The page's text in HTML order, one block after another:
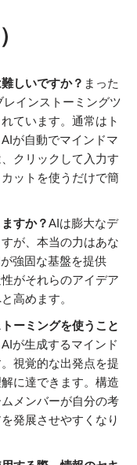
しいですか？ まった
インストーミングツ
ています。通常はト
が自動でマインドマ
クリックして入力す
ットを使うだけで簡
すか？AIは膨大なデ
が、本当の力はあな
強固な基盤を提供
がそれらのアイデア
高めます。
ーミングを使うこと
が生成するマインド
視覚的な出発点を提
に達できます。構造
メンバーが自分の考
発展させやすくなり